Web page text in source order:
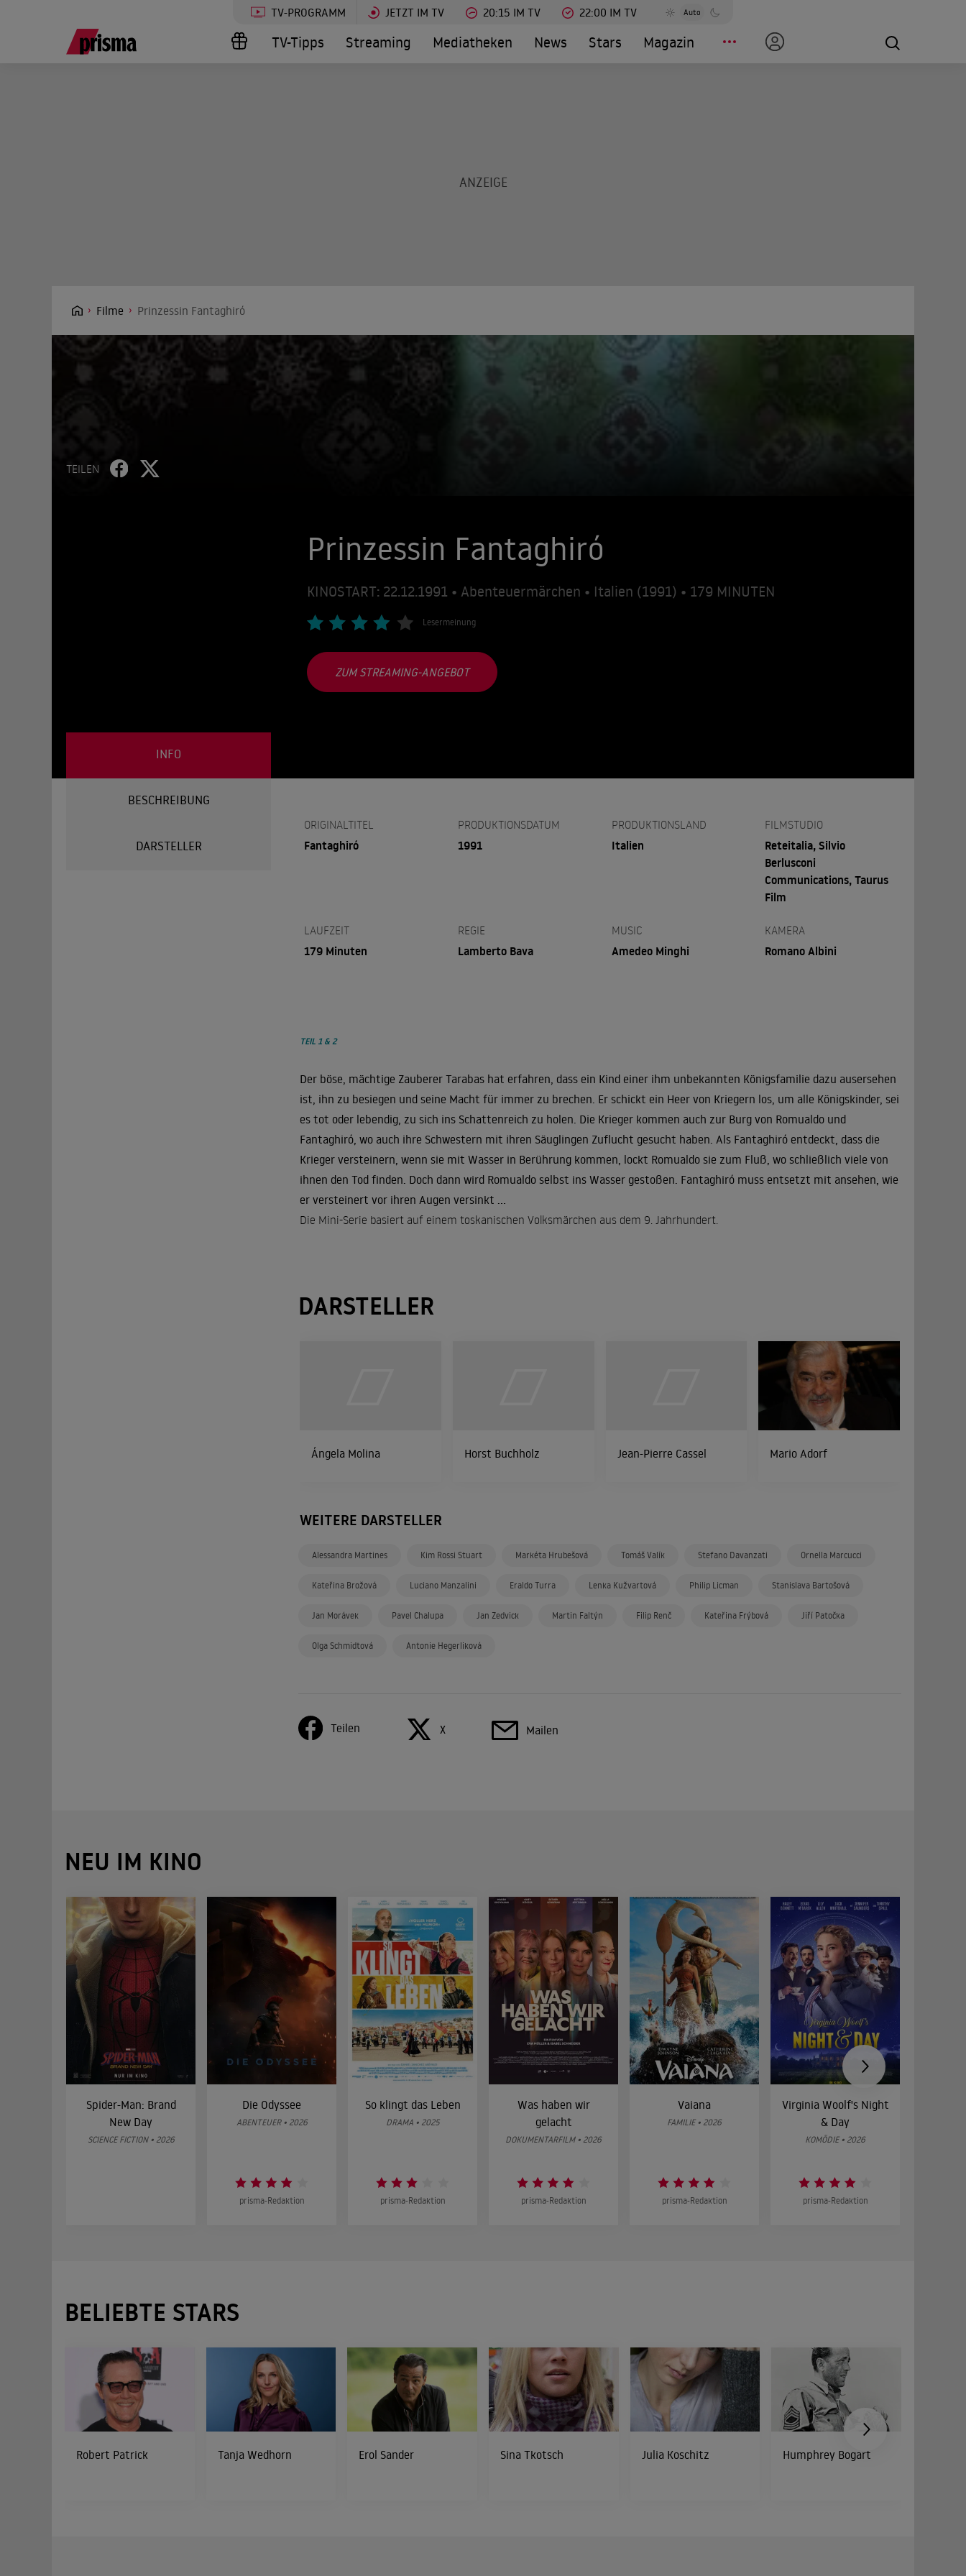
TV-PROGRAMM JETZT IM TV 20:15 IM TV 22:00 IM TV Auto
TV-Tipps Streaming Mediatheken News Stars Magazin
Filme Prinzessin Fantaghiró
TEILEN
Prinzessin Fantaghiró
KINOSTART: 22.12.1991 • Abenteuermärchen • Italien (1991) • 179 MINUTEN
Lesermeinung
ZUM STREAMING-ANGEBOT
INFO
BESCHREIBUNG
DARSTELLER
ORIGINALTITEL
Fantaghiró
PRODUKTIONSDATUM
1991
PRODUKTIONSLAND
Italien
FILMSTUDIO
Reteitalia, Silvio
Berlusconi
Communications, Taurus
Film
LAUFZEIT
179 Minuten
REGIE
Lamberto Bava
MUSIC
Amedeo Minghi
KAMERA
Romano Albini
TEIL 1 & 2
Der böse, mächtige Zauberer Tarabas hat erfahren, dass ein Kind einer ihm unbekannten Königsfamilie dazu ausersehen
ist, ihn zu besiegen und seine Macht für immer zu brechen. Er schickt ein Heer von Kriegern los, um alle Königskinder, sei
es tot oder lebendig, zu sich ins Schattenreich zu holen. Die Krieger kommen auch zur Burg von Romualdo und
Fantaghiró, wo auch ihre Schwestern mit ihren Säuglingen Zuflucht gesucht haben. Als Fantaghiró entdeckt, dass die
Krieger versteinern, wenn sie mit Wasser in Berührung kommen, lockt Romualdo sie zum Fluß, wo schließlich viele von
ihnen den Tod finden. Doch dann wird Romualdo selbst ins Wasser gestoßen. Fantaghiró muss entsetzt mit ansehen, wie
er versteinert vor ihren Augen versinkt ...
Die Mini-Serie basiert auf einem toskanischen Volksmärchen aus dem 9. Jahrhundert.
DARSTELLER
Ángela Molina Horst Buchholz Jean-Pierre Cassel Mario Adorf
WEITERE DARSTELLER
Alessandra Martines Kim Rossi Stuart Markéta Hrubešová Tomáš Valík Stefano Davanzati Ornella Marcucci
Kateřina Brožová Luciano Manzalini Eraldo Turra Lenka Kužvartová Philip Licman Stanislava Bartošová
Jan Morávek Pavel Chalupa Jan Zedvick Martin Faltýn Filip Renč Kateřina Frýbová Jiří Patočka
Olga Schmidtová Antonie Hegerliková
Teilen X Mailen
NEU IM KINO
Spider-Man: Brand
New Day
SCIENCE FICTION • 2026
Die Odyssee
ABENTEUER • 2026
prisma-Redaktion
So klingt das Leben
DRAMA • 2025
prisma-Redaktion
Was haben wir
gelacht
DOKUMENTARFILM • 2026
prisma-Redaktion
Vaiana
FAMILIE • 2026
prisma-Redaktion
Virginia Woolf's Night
& Day
KOMÖDIE • 2026
prisma-Redaktion
BELIEBTE STARS
Robert Patrick Tanja Wedhorn Erol Sander Sina Tkotsch Julia Koschitz Humphrey Bogart